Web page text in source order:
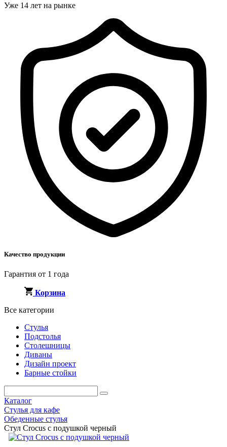
Уже 14 лет на рынке
Качество продукции
Гарантия от 1 года
Корзина
Все категории
Стулья
Подстолья
Столешницы
Диваны
Дизайн проект
Барные стойки
Каталог
Стулья для кафе
Обеденные стулья
Стул Crocus с подушкой черный